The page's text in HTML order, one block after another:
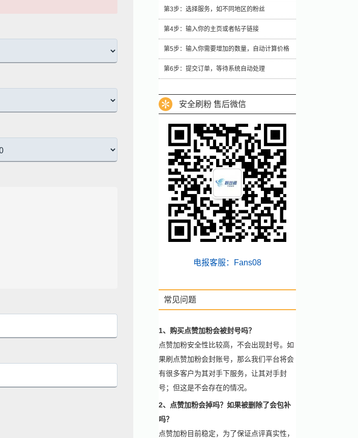
第3步：选择服务，如不同地区的粉丝
第4步：输入你的主页或者帖子链接
第5步：输入你需要增加的数量，自动计算价格
第6步：提交订单，等待系统自动处理
安全刷粉 售后微信
电报客服：Fans08
常见问题
1、购买点赞加粉会被封号吗？
点赞加粉安全性比较高，不会出现封号。如
果刷点赞加粉会封账号，那么我们平台将会
有很多客户为其对手下服务，让其对手封
号；但这是不会存在的情况。
2、点赞加粉会掉吗？如果被删除了会包补
吗？
点赞加粉目前稳定，为了保证点评真实性，